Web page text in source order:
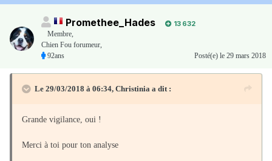
Promethee_Hades
13 632
Membre,
Chien Fou forumeur,
92ans
Posté(e) le 29 mars 2018
Le 29/03/2018 à 06:34, Christinia a dit :
Grande vigilance, oui !
Merci à toi pour ton analyse